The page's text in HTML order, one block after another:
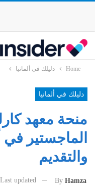
Home دليلك في ألمانيا
دليلك في ألمانيا
منحة معهد
الماجستير في
والتقديم
By Hamza
Last updated